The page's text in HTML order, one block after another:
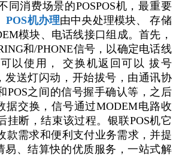
同消费场景的POSPOS机，最重要
POS机办理由中央处理模块、 存储
模块、电话线接口组成。首先，
和/PHONE信号，以确定电话线
以使用， 交换机返回可以 拔号
发送灯闪动，开始拔号，由通讯协
POS之间的信号握手确认等，之后
据交换，信号通过MODEM电路收
挂断，结束该过程。银联POS机它
款需求和便利支付业务需求，并提
易、结算快的优质服务，一站式解